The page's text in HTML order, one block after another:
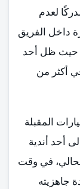
لعدم
داخل الفريق
حيث ظل أحد
أكثر من
المقبلة
أحد أندية
في وقت
جاهزيته